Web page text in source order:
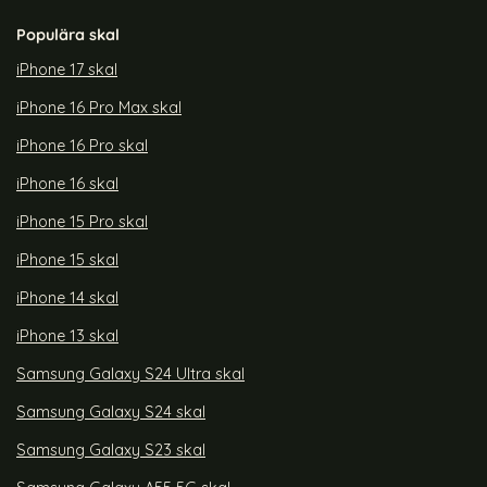
Populära skal
iPhone 17 skal
iPhone 16 Pro Max skal
iPhone 16 Pro skal
iPhone 16 skal
iPhone 15 Pro skal
iPhone 15 skal
iPhone 14 skal
iPhone 13 skal
Samsung Galaxy S24 Ultra skal
Samsung Galaxy S24 skal
Samsung Galaxy S23 skal